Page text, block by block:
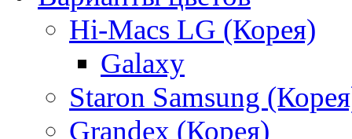
Hi-Macs LG (Корея)
Galaxy
Staron Samsung
Grandex (Корея)